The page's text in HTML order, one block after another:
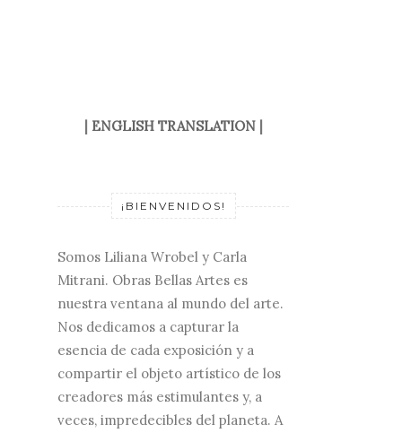
| ENGLISH TRANSLATION|
¡BIENVENIDOS!
Somos Liliana Wrobel y Carla
Mitrani. Obras Bellas Artes es
nuestra ventana al mundo del arte.
Nos dedicamos a capturar la
esencia de cada exposición y a
compartir el objeto artístico de los
creadores más estimulantes y, a
veces, impredecibles del planeta. A